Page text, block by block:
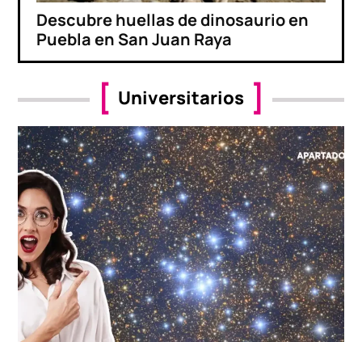
Descubre huellas de dinosaurio en
Puebla en San Juan Raya
Universitarios